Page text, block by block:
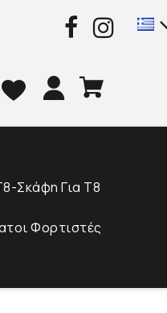
Σκάφη Για Τ8
Φορτιστές